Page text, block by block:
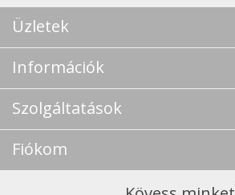
Üzletek
Információk
Szolgáltatások
Fiókom